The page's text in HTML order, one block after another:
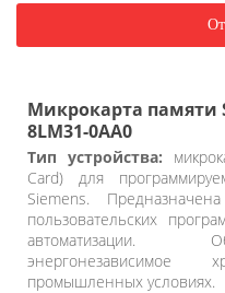
Микрокарта памяти
8LM31-0AA0
Тип устройства:
Card) для
Siemens.
пользовательских
автоматизации.
промышленных условиях.